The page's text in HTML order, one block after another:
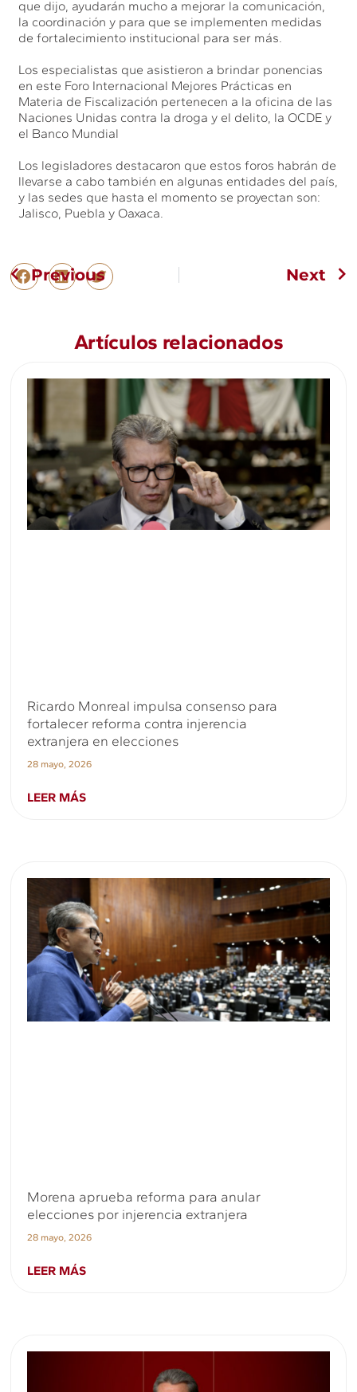
que dijo, ayudarán mucho a mejorar la comunicación,
la coordinación y para que se implementen medidas
de fortalecimiento institucional para ser más.
Los especialistas que asistieron a brindar ponencias
en este Foro Internacional Mejores Prácticas en
Materia de Fiscalización pertenecen a la oficina de las
Naciones Unidas contra la droga y el delito, la OCDE y
el Banco Mundial
Los legisladores destacaron que estos foros habrán de
llevarse a cabo también en algunas entidades del país,
y las sedes que hasta el momento se proyectan son:
Jalisco, Puebla y Oaxaca.
Previous Next
Artículos relacionados
Ricardo Monreal impulsa consenso para
fortalecer reforma contra injerencia
extranjera en elecciones
28 mayo, 2026
LEER MÁS
Morena aprueba reforma para anular
elecciones por injerencia extranjera
28 mayo, 2026
LEER MÁS